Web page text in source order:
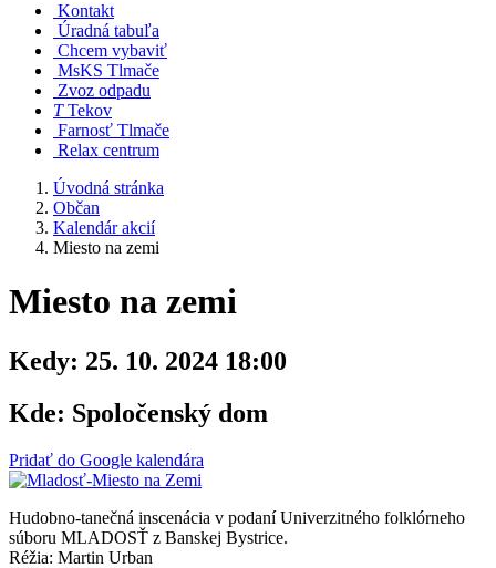
Kontakt
Úradná tabuľa
Chcem vybaviť
MsKS Tlmače
Zvoz odpadu
T Tekov
Farnosť Tlmače
Relax centrum
Úvodná stránka
Občan
Kalendár akcií
Miesto na zemi
Miesto na zemi
Kedy: 25. 10. 2024 18:00
Kde: Spoločenský dom
Pridať do Google kalendára
Hudobno-tanečná inscenácia v podaní Univerzitného folklórneho
súboru MLADOSŤ z Banskej Bystrice.
Réžia: Martin Urban